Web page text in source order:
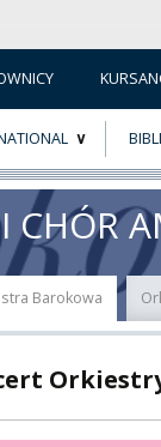
CHÓR
Barokowa